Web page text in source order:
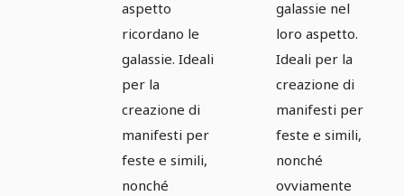
aspetto
ricordano le
galassie. Ideali
per la
creazione di
manifesti per
feste e simili,
nonché
galassie nel
loro aspetto.
Ideali per la
creazione di
manifesti per
feste e simili,
nonché
ovviamente